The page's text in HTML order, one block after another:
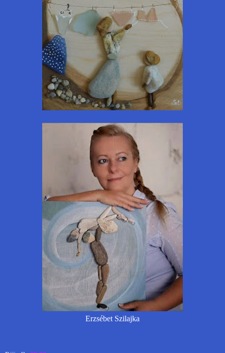
Erzsébet Szilajka